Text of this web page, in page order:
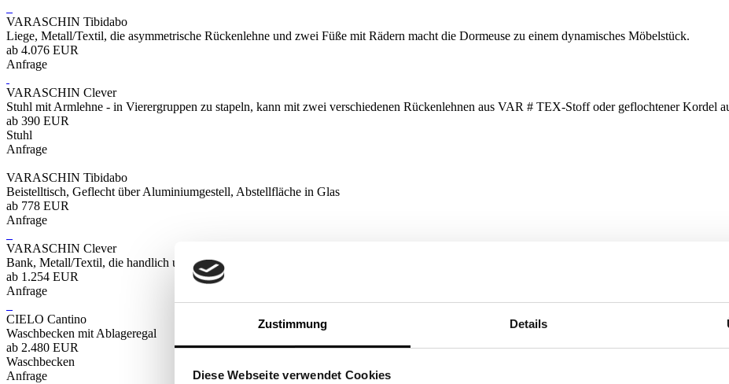
Zustimmung Details
Diese Webseite verwendet Cookies
VARASCHIN Tibidabo
Liege, Metall/Textil, die asymmetrische Rückenlehne und zwei Füße mit Rädern macht die Dormeuse zu einem dynamisches Möbelstück.
ab 4.076 EUR
Anfrage
VARASCHIN Clever
Stuhl mit Armlehne - in Vierergruppen zu stapeln, kann mit zwei verschiedenen Rückenlehnen aus VAR # TEX-Stoff oder geflochtener Kordel
ab 390 EUR
Stuhl
Anfrage
VARASCHIN Tibidabo
Beistelltisch, Geflecht über Aluminiumgestell, Abstellfläche in Glas
ab 778 EUR
Anfrage
VARASCHIN Clever
Bank, Metall/Textil, die handlich und äußerst widerstandsfähige Kombination ist ideal für die HoReCa-Welt.
ab 1.254 EUR
Anfrage
CIELO Cantino
Waschbecken mit Ablageregal
ab 2.480 EUR
Waschbecken
Anfrage